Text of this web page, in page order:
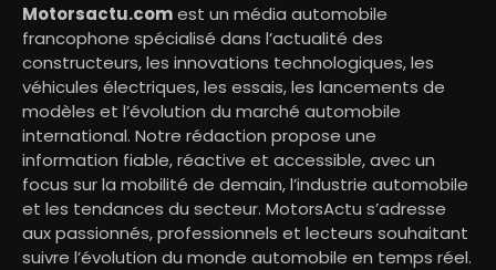
Motorsactu.comest un média automobile
francophone spécialisé dans l’actualité des
constructeurs, les innovations technologiques, les
véhicules électriques, les essais, les lancements de
modèles et l’évolution du marché automobile
international. Notre rédaction propose une
information fiable, réactive et accessible, avec un
focus sur la mobilité de demain, l’industrie automobile
et les tendances du secteur. MotorsActu s’adresse
aux passionnés, professionnels et lecteurs souhaitant
suivre l’évolution du monde automobile en temps réel.